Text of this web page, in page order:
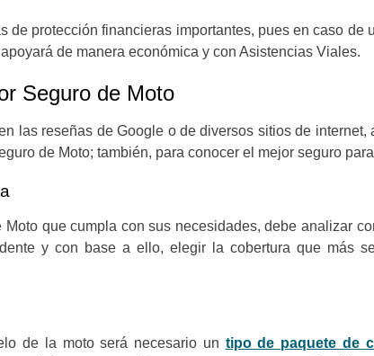
de protección financieras importantes, pues en caso
de manera económica y con Asistencias Viales.
Seguro de Moto
las reseñas de Google o de diversos sitios de
de Moto; también, para conocer el mejor seguro
que cumpla con sus necesidades, debe analizar
y con base a ello, elegir la cobertura que más
de la moto será necesario un tipo de paquete de